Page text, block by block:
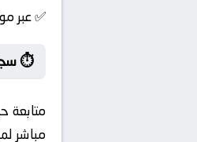
✅ عبر
⏱️ سجل
متابعة
مباشر